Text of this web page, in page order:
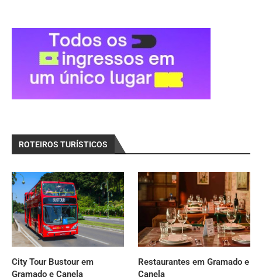
ROTEIROS TURÍSTICOS
City Tour Bustour em
Gramado e Canela
Restaurantes em Gramado e
Canela